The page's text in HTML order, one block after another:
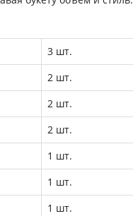
3 шт.
2 шт.
2 шт.
2 шт.
1 шт.
1 шт.
1 шт.